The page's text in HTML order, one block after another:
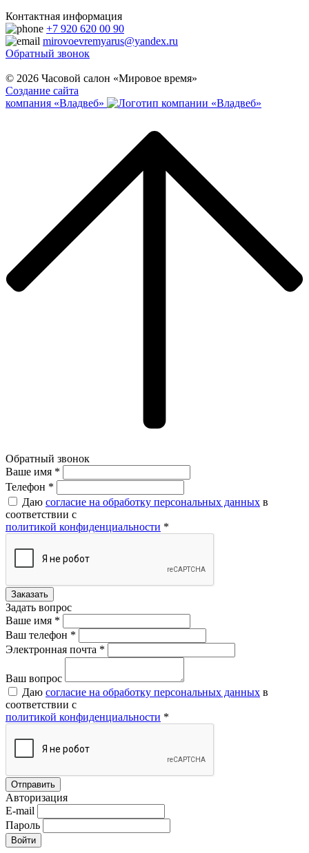
Контактная информация
+7 920 620 00 90
mirovoevremyarus@yandex.ru
Обратный звонок
© 2026 Часовой салон «Мировое время»
Создание сайта
компания «Владвеб»
Обратный звонок
Ваше имя *
Ваше имя *
Телефон *
Даю согласие на обработку персональных данных в
соответствии с
политикой конфиденциальности *
Задать вопрос
Ваше имя *
Ваш телефон *
Электронная почта *
Ваш вопрос
Даю согласие на обработку персональных данных в
соответствии с
политикой конфиденциальности *
Авторизация
E-mail
Пароль